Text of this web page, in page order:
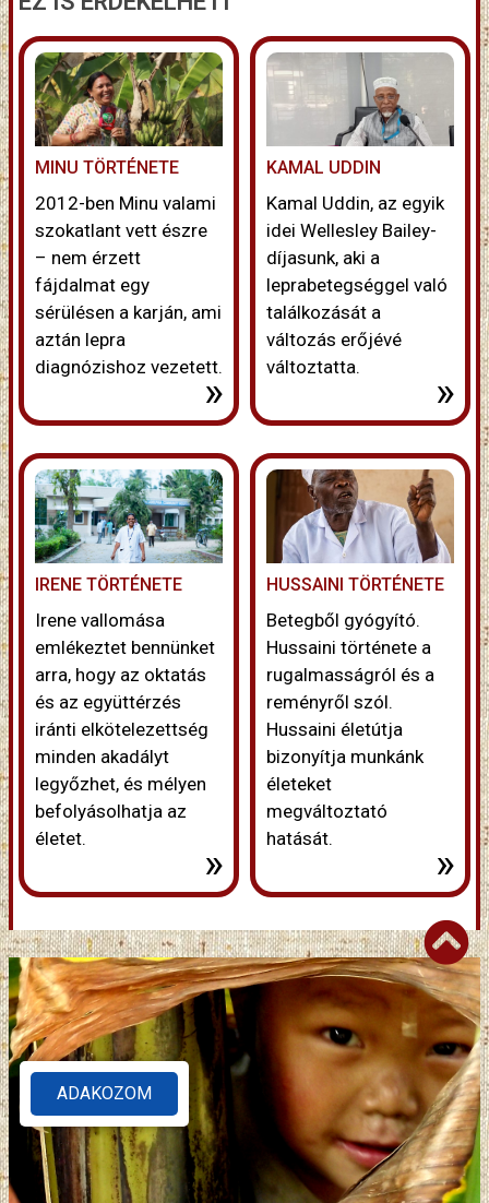
MINU TÖRTÉNETE
2012-ben Minu valami
szokatlant vett észre
– nem érzett
fájdalmat egy
sérülésen a karján, ami
aztán lepra
diagnózishoz vezetett.
»
KAMAL UDDIN
Kamal Uddin, az egyik
idei Wellesley Bailey-
díjasunk, aki a
leprabetegséggel való
találkozását a
változás erőjévé
változtatta.
»
IRENE TÖRTÉNETE
Irene vallomása
emlékeztet bennünket
arra, hogy az oktatás
és az együttérzés
iránti elkötelezettség
minden akadályt
legyőzhet, és mélyen
befolyásolhatja az
életet.
»
HUSSAINI TÖRTÉNETE
Betegből gyógyító.
Hussaini története a
rugalmasságról és a
reményről szól.
Hussaini életútja
bizonyítja munkánk
életeket
megváltoztató
hatását.
»
ADAKOZOM